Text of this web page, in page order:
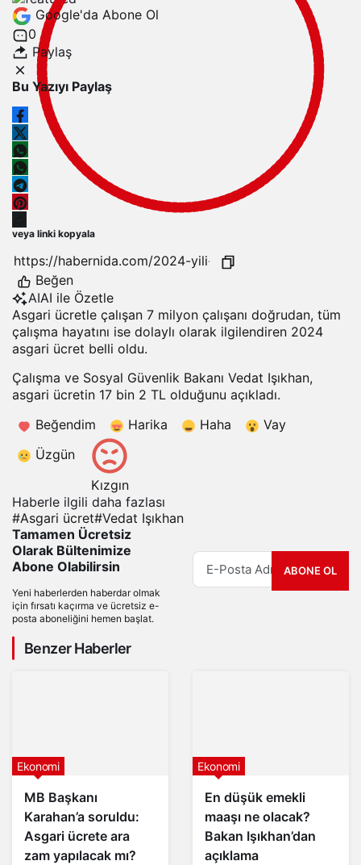
Google'da Abone Ol
0
Paylaş
Bu Yazıyı Paylaş
veya linki kopyala
Beğen
AIAI ile Özetle
Asgari ücretle çalışan 7 milyon çalışanı doğrudan, tüm
çalışma hayatını ise dolaylı olarak ilgilendiren 2024
asgari ücret belli oldu.
Çalışma ve Sosyal Güvenlik Bakanı Vedat Işıkhan,
asgari ücretin 17 bin 2 TL olduğunu açıkladı.
Beğendim
Harika Haha
Vay
Üzgün
Kızgın
Haberle ilgili daha fazlası
#Asgari ücret#Vedat Işıkhan
Tamamen Ücretsiz
Olarak Bültenimize
Abone Olabilirsin
Yeni haberlerden haberdar olmak
için fırsatı kaçırma ve ücretsiz e-
posta aboneliğini hemen başlat.
ABONE OL
Benzer Haberler
MB Başkanı
Karahan’a soruldu:
Asgari ücrete ara
zam yapılacak mı?
Ekonomi
En düşük emekli
maaşı ne olacak?
Bakan Işıkhan’dan
açıklama
Ekonomi